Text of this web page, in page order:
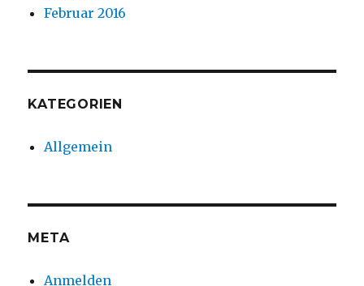
Februar 2016
KATEGORIEN
Allgemein
META
Anmelden